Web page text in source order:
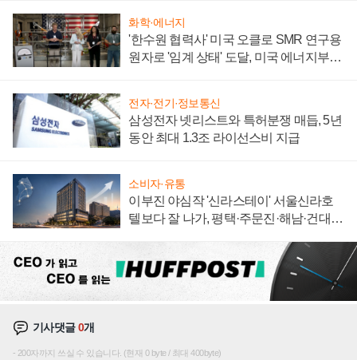
화학·에너지
'한수원 협력사' 미국 오클로 SMR 연구용
원자로 '임계 상태' 도달, 미국 에너지부
전자·전기·정보통신
삼성전자 넷리스트와 특허분쟁 매듭, 5년
동안 최대 1.3조 라이선스비 지급
소비자·유통
이부진 야심작 '신라스테이' 서울신라호
텔보다 잘 나가, 평택·주문진·해남·건대로
기사댓글0개
200자까지 쓰실 수 있습니다. (현재 0 byte / 최대 400byte)